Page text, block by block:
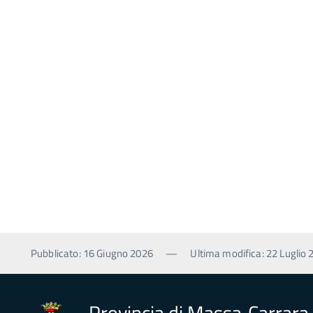
Pubblicato: 16 Giugno 2026 — Ultima modifica: 22 Luglio